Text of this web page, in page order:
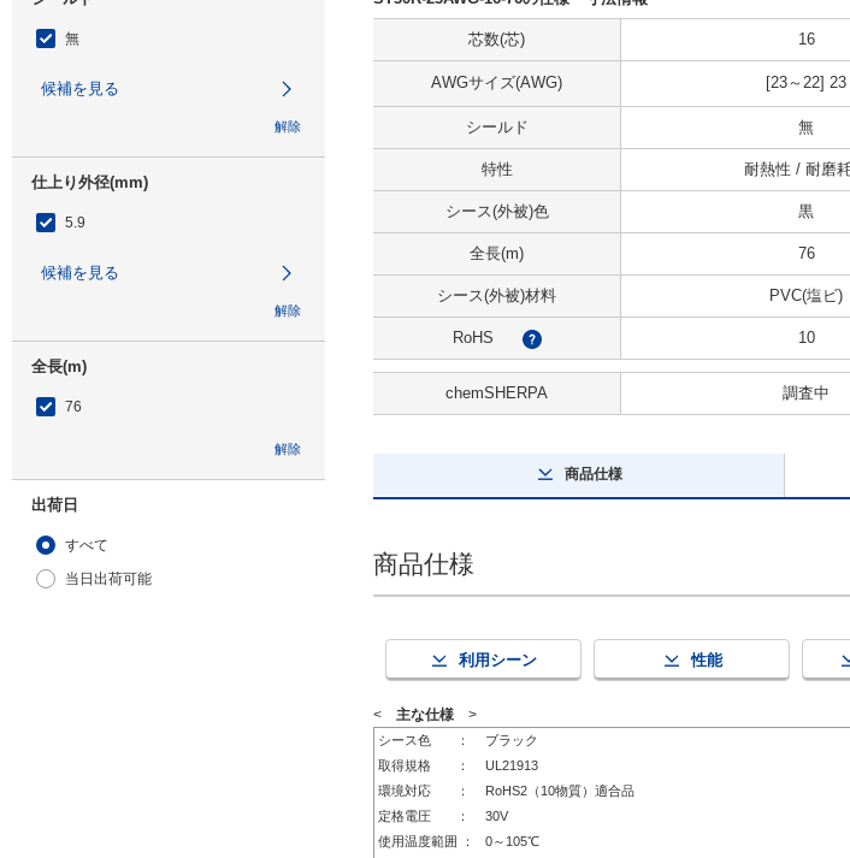
無
候補を見る
解除
仕上り外径(mm)
5.9
候補を見る
解除
全長(m)
76
解除
出荷日
すべて
当日出荷可能
芯数(芯) 16
AWGサイズ(AWG) [23～22] 23
シールド 無
特性 耐熱性 / 耐磨
シース(外被)色 黒
全長(m) 76
シース(外被)材料 PVC(塩ビ)
RoHS ? 10
chemSHERPA 調査中
商品仕様
商品仕様
利用シーン 性能
< 主な仕様 >
シース色 ：
ブラック
取得規格 ：
UL21913
環境対応 ：
RoHS2（10物質）適合品
定格電圧 ：
30V
使用温度範囲 ：
0～105℃